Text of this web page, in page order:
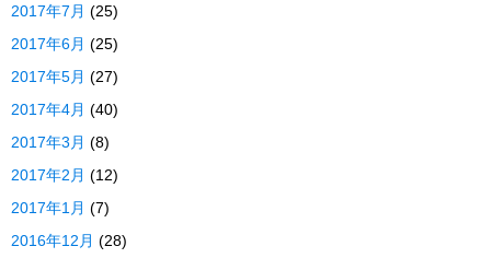
2017年7月 (25)
2017年6月 (25)
2017年5月 (27)
2017年4月 (40)
2017年3月 (8)
2017年2月 (12)
2017年1月 (7)
2016年12月 (28)